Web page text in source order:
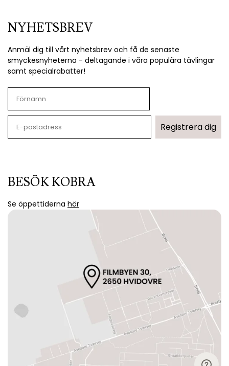
NYHETSBREV
Anmäl dig till vårt nyhetsbrev och få de senaste
smyckesnyheterna - deltagande i våra populära tävlingar
samt specialrabatter!
Registrera dig
BESÖK KOBRA
Se öppettiderna här